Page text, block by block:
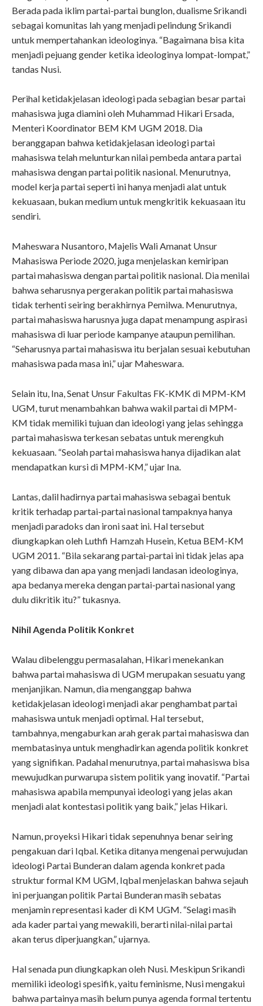
Berada pada iklim partai-partai bunglon, dualisme Srikandi
sebagai komunitas lah yang menjadi pelindung Srikandi
untuk mempertahankan ideologinya. “Bagaimana bisa kita
menjadi pejuang gender ketika ideologinya lompat-lompat,”
tandas Nusi.
Perihal ketidakjelasan ideologi pada sebagian besar partai
mahasiswa juga diamini oleh Muhammad Hikari Ersada,
Menteri Koordinator BEM KM UGM 2018. Dia
beranggapan bahwa ketidakjelasan ideologi partai
mahasiswa telah melunturkan nilai pembeda antara partai
mahasiswa dengan partai politik nasional. Menurutnya,
model kerja partai seperti ini hanya menjadi alat untuk
kekuasaan, bukan medium untuk mengkritik kekuasaan itu
sendiri.
Maheswara Nusantoro, Majelis Wali Amanat Unsur
Mahasiswa Periode 2020, juga menjelaskan kemiripan
partai mahasiswa dengan partai politik nasional. Dia menilai
bahwa seharusnya pergerakan politik partai mahasiswa
tidak terhenti seiring berakhirnya Pemilwa. Menurutnya,
partai mahasiswa harusnya juga dapat menampung aspirasi
mahasiswa di luar periode kampanye ataupun pemilihan.
“Seharusnya partai mahasiswa itu berjalan sesuai kebutuhan
mahasiswa pada masa ini,” ujar Maheswara.
Selain itu, Ina, Senat Unsur Fakultas FK-KMK di MPM-KM
UGM, turut menambahkan bahwa wakil partai di MPM-
KM tidak memiliki tujuan dan ideologi yang jelas sehingga
partai mahasiswa terkesan sebatas untuk merengkuh
kekuasaan. “Seolah partai mahasiswa hanya dijadikan alat
mendapatkan kursi di MPM-KM,” ujar Ina.
Lantas, dalil hadirnya partai mahasiswa sebagai bentuk
kritik terhadap partai-partai nasional tampaknya hanya
menjadi paradoks dan ironi saat ini. Hal tersebut
diungkapkan oleh Luthfi Hamzah Husein, Ketua BEM-KM
UGM 2011. “Bila sekarang partai-partai ini tidak jelas apa
yang dibawa dan apa yang menjadi landasan ideologinya,
apa bedanya mereka dengan partai-partai nasional yang
dulu dikritik itu?” tukasnya.
Nihil Agenda Politik Konkret
Walau dibelenggu permasalahan, Hikari menekankan
bahwa partai mahasiswa di UGM merupakan sesuatu yang
menjanjikan. Namun, dia menganggap bahwa
ketidakjelasan ideologi menjadi akar penghambat partai
mahasiswa untuk menjadi optimal. Hal tersebut,
tambahnya, mengaburkan arah gerak partai mahasiswa dan
membatasinya untuk menghadirkan agenda politik konkret
yang signifikan. Padahal menurutnya, partai mahasiswa bisa
mewujudkan purwarupa sistem politik yang inovatif. “Partai
mahasiswa apabila mempunyai ideologi yang jelas akan
menjadi alat kontestasi politik yang baik,” jelas Hikari.
Namun, proyeksi Hikari tidak sepenuhnya benar seiring
pengakuan dari Iqbal. Ketika ditanya mengenai perwujudan
ideologi Partai Bunderan dalam agenda konkret pada
struktur formal KM UGM, Iqbal menjelaskan bahwa sejauh
ini perjuangan politik Partai Bunderan masih sebatas
menjamin representasi kader di KM UGM. “Selagi masih
ada kader partai yang mewakili, berarti nilai-nilai partai
akan terus diperjuangkan,” ujarnya.
Hal senada pun diungkapkan oleh Nusi. Meskipun Srikandi
memiliki ideologi spesifik, yaitu feminisme, Nusi mengakui
bahwa partainya masih belum punya agenda formal tertentu